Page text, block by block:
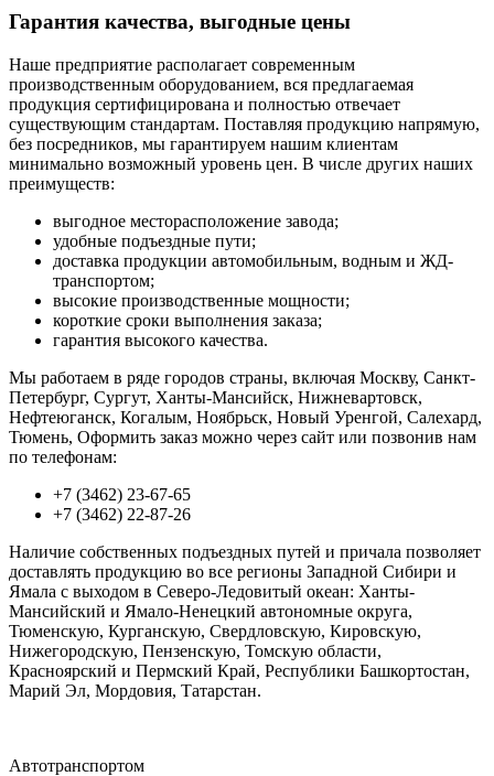
Гарантия качества, выгодные цены
Наше предприятие располагает современным
производственным оборудованием, вся предлагаемая
продукция сертифицирована и полностью отвечает
существующим стандартам. Поставляя продукцию напрямую,
без посредников, мы гарантируем нашим клиентам
минимально возможный уровень цен. В числе других наших
преимуществ:
выгодное месторасположение завода;
удобные подъездные пути;
доставка продукции автомобильным, водным и ЖД-
транспортом;
высокие производственные мощности;
короткие сроки выполнения заказа;
гарантия высокого качества.
Мы работаем в ряде городов страны, включая Москву, Санкт-
Петербург, Сургут, Ханты-Мансийск, Нижневартовск,
Нефтеюганск, Когалым, Ноябрьск, Новый Уренгой, Салехард,
Тюмень, Оформить заказ можно через сайт или позвонив нам
по телефонам:
+7 (3462) 23-67-65
+7 (3462) 22-87-26
Наличие собственных подъездных путей и причала позволяет
доставлять продукцию во все регионы Западной Сибири и
Ямала с выходом в Северо-Ледовитый океан: Ханты-
Мансийский и Ямало-Ненецкий автономные округа,
Тюменскую, Курганскую, Свердловскую, Кировскую,
Нижегородскую, Пензенскую, Томскую области,
Красноярский и Пермский Край, Республики Башкортостан,
Марий Эл, Мордовия, Татарстан.
Автотранспортом